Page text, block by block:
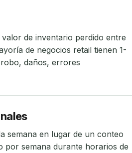
de inventario perdido entre
de negocios retail tienen 1-
daños, errores
semana en lugar de un conteo
por semana durante horarios de